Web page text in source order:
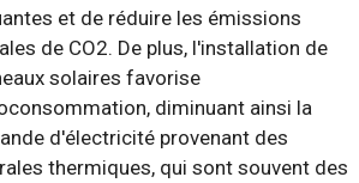
et de réduire les émissions
de CO2. De plus, l'installation de
solaires favorise
diminuant ainsi la
d'électricité provenant des
thermiques, qui sont souvent des